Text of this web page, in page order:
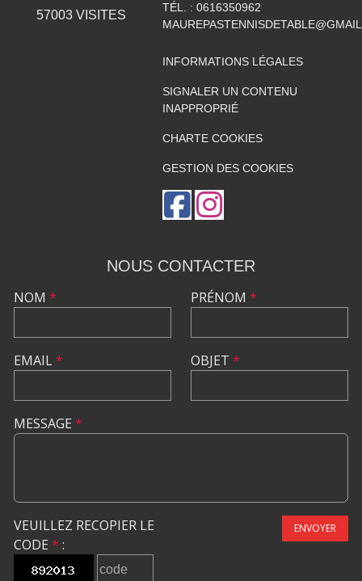
57003VISITES
TÉL. : 0616350962
INFORMATIONS LÉGALES
SIGNALER UN CONTENU
INAPPROPRIÉ
CHARTE COOKIES
GESTION DES COOKIES
NOUS CONTACTER
NOM *
EMAIL*
PRÉNOM *
OBJET *
MESSAGE *
VEUILLEZ RECOPIER LE
CODE * :
ENVOYER